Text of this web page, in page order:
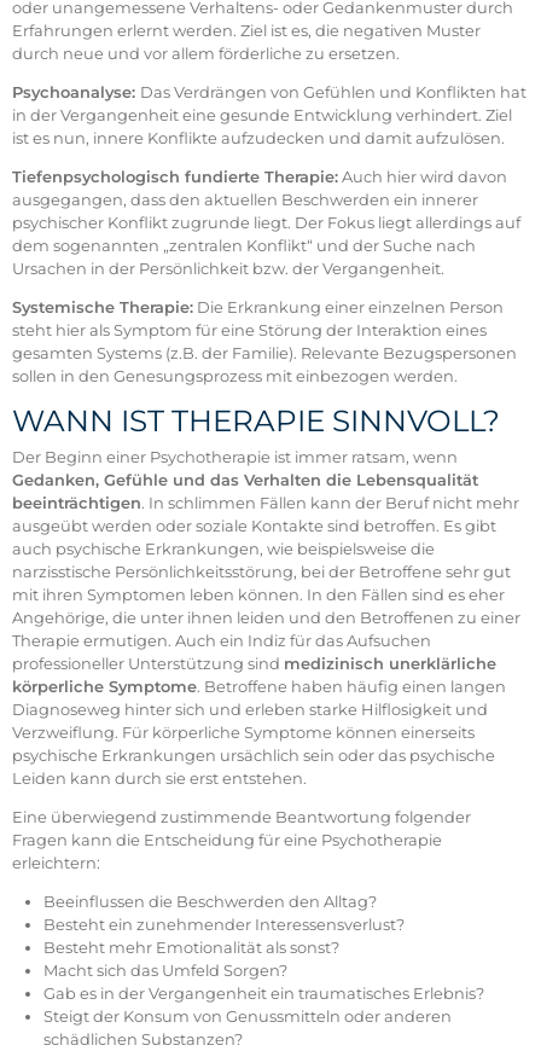
oder unangemessene Verhaltens- oder Gedankenmuster durch
Erfahrungen erlernt werden. Ziel ist es, die negativen Muster
durch neue und vor allem förderliche zu ersetzen.
Psychoanalyse: Das Verdrängen von Gefühlen und Konflikten hat
in der Vergangenheit eine gesunde Entwicklung verhindert. Ziel
ist es nun, innere Konflikte aufzudecken und damit aufzulösen.
Tiefenpsychologisch fundierte Therapie:Auch hier wird davon
ausgegangen, dass den aktuellen Beschwerden ein innerer
psychischer Konflikt zugrunde liegt. Der Fokus liegt allerdings auf
dem sogenannten „zentralen Konflikt“ und der Suche nach
Ursachen in der Persönlichkeit bzw. der Vergangenheit.
Systemische Therapie:Die Erkrankung einer einzelnen Person
steht hier als Symptom für eine Störung der Interaktion eines
gesamten Systems (z.B. der Familie). Relevante Bezugspersonen
sollen in den Genesungsprozess mit einbezogen werden.
WANN IST THERAPIE SINNVOLL?
Der Beginn einer Psychotherapie ist immer ratsam, wenn
Gedanken, Gefühle und das Verhalten die Lebensqualität
beeinträchtigen. In schlimmen Fällen kann der Beruf nicht mehr
ausgeübt werden oder soziale Kontakte sind betroffen. Es gibt
auch psychische Erkrankungen, wie beispielsweise die
narzisstische Persönlichkeitsstörung, bei der Betroffene sehr gut
mit ihren Symptomen leben können. In den Fällen sind es eher
Angehörige, die unter ihnen leiden und den Betroffenen zu einer
Therapie ermutigen. Auch ein Indiz für das Aufsuchen
professioneller Unterstützung sind medizinisch unerklärliche
körperliche Symptome. Betroffene haben häufig einen langen
Diagnoseweg hinter sich und erleben starke Hilflosigkeit und
Verzweiflung. Für körperliche Symptome können einerseits
psychische Erkrankungen ursächlich sein oder das psychische
Leiden kann durch sie erst entstehen.
Eine überwiegend zustimmende Beantwortung folgender
Fragen kann die Entscheidung für eine Psychotherapie
erleichtern:
Beeinflussen die Beschwerden den Alltag?
Besteht ein zunehmender Interessensverlust?
Besteht mehr Emotionalität als sonst?
Macht sich das Umfeld Sorgen?
Gab es in der Vergangenheit ein traumatisches Erlebnis?
Steigt der Konsum von Genussmitteln oder anderen
schädlichen Substanzen?